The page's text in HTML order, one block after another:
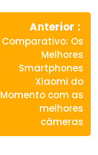
Anterior
Comparativo: Os
Melhores
Smartphones
Xiaomi do
Momento com as
melhores
câmeras